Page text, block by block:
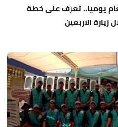
يوميا.. تعرف على خطة
الاربعين